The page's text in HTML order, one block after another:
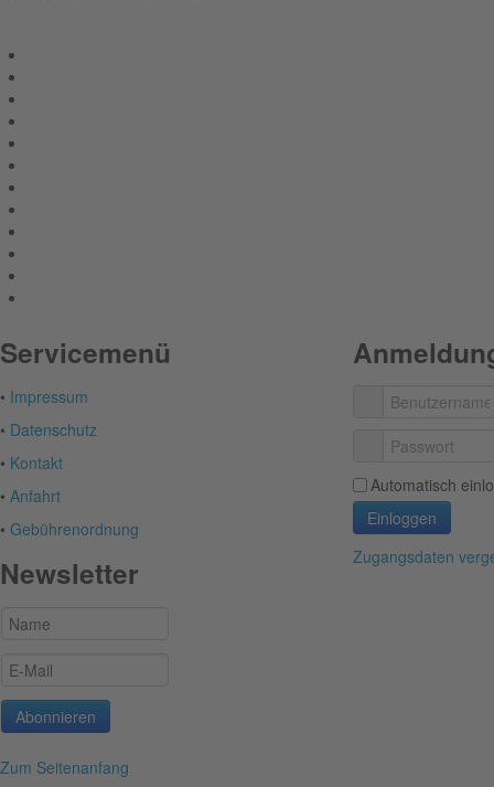
Servicemenü
• Impressum
• Datenschutz
• Kontakt
• Anfahrt
• Gebührenordnung
Newsletter
Automatisch
Einloggen
Zugangsdaten
Zum Seitenanfang